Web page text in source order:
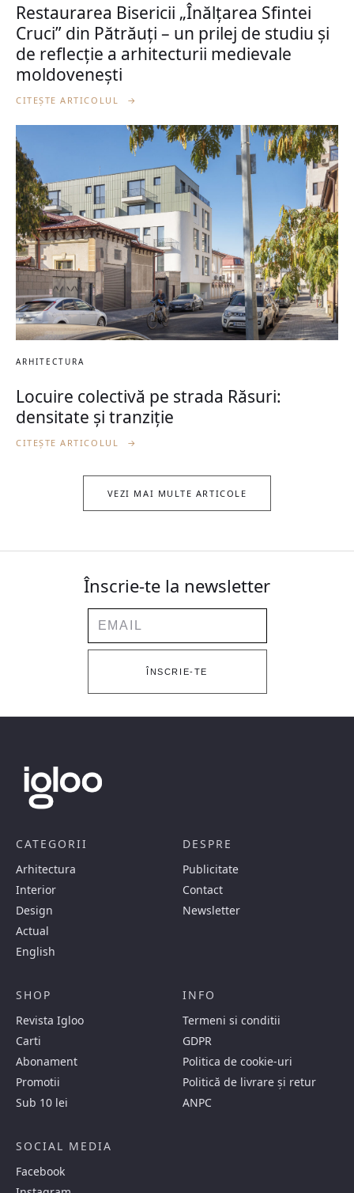
Restaurarea Bisericii „Înălțarea Sfintei
Cruci” din Pătrăuți – un prilej de studiu și
de reflecție a arhitecturii medievale
moldovenești
CITEȘTE ARTICOLUL →
ARHITECTURA
Locuire colectivă pe strada Răsuri:
densitate și tranziție
CITEȘTE ARTICOLUL →
VEZI MAI MULTE ARTICOLE
Înscrie-te la newsletter
Email
ÎNSCRIE-TE
CATEGORII
Arhitectura
Interior
Design
Actual
English
DESPRE
Publicitate
Contact
Newsletter
SHOP
Revista Igloo
Carti
Abonament
Promotii
Sub 10 lei
INFO
Termeni si conditii
GDPR
Politica de cookie-uri
Politică de livrare și retur
ANPC
SOCIAL MEDIA
Facebook